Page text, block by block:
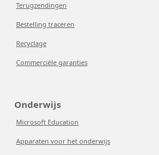
Terugzendingen
Bestelling traceren
Recyclage
Commerciële garanties
Onderwijs
Microsoft Education
Apparaten voor het onderwijs